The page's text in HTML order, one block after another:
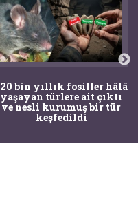
Bir torba kemik adli
tıpçıları şaşkına çevirdi,
kemiklerin sırrını
arkeologlar çözdü